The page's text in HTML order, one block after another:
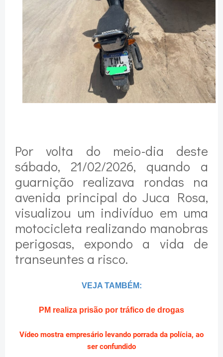
Por volta do meio-dia deste
sábado, 21/02/2026, quando a
guarnição realizava rondas na
avenida principal do Juca Rosa,
visualizou um indivíduo em uma
motocicleta realizando manobras
perigosas, expondo a vida de
transeuntes a risco.
VEJA TAMBÉM:
PM realiza prisão por tráfico de drogas
Vídeo mostra empresário levando porrada da polícia, ao
ser confundido